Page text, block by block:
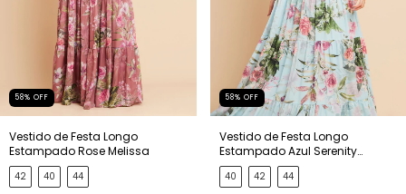
58% OFF
Vestido de Festa Longo
Estampado Rose Melissa
42 40 44
58% OFF
Vestido de Festa Longo
Estampado Azul Serenity
Melissa
40 42 44